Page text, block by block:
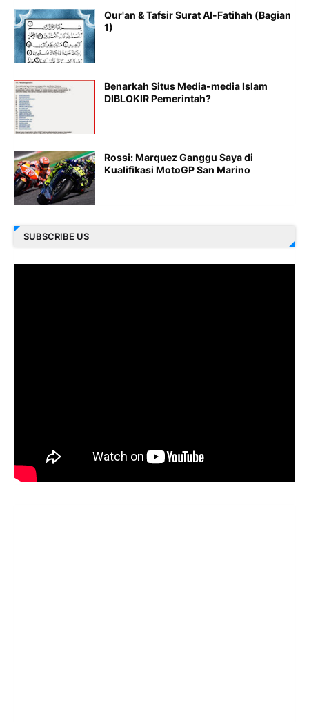
Qur'an & Tafsir Surat Al-Fatihah (Bagian
1)
Benarkah Situs Media-media Islam
DIBLOKIR Pemerintah?
Rossi: Marquez Ganggu Saya di
Kualifikasi MotoGP San Marino
SUBSCRIBE US